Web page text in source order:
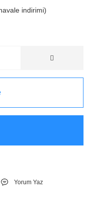
indirimi)
Yorum Yaz